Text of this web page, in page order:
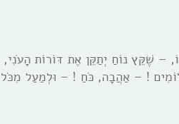
– שֶׁקֵּץ נוֹחַ יְתַקֵּן אֶת דּוֹרוֹת
! – אַהֲבָה, כֹּחַ ! – וּלְמַעַל